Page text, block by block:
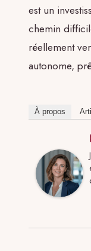
est un
chemin
réellement
autonome,
À propos